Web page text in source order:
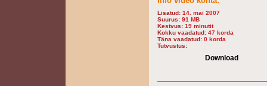
Lisatud: 14. mai 2007
Suurus: 91 MB
Kestvus: 19 minutit
Kokku vaadatud: 47 korda
Täna vaadatud: 0 korda
Tutvustus:
Download